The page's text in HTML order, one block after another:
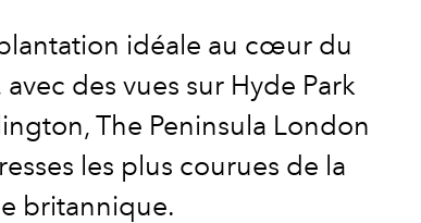
idéale au cœur du
des vues sur Hyde Park
The Peninsula London
les plus courues de la
britannique.